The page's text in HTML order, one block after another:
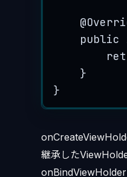
@
public
}
}
継承した
onBindViewHolder